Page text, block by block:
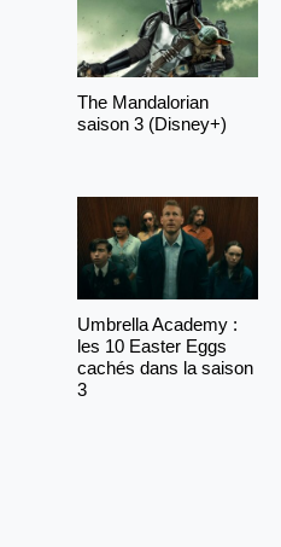
The Mandalorian
saison 3 (Disney+)
Umbrella Academy :
les 10 Easter Eggs
cachés dans la saison
3